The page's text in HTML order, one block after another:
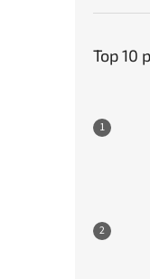
Top 10